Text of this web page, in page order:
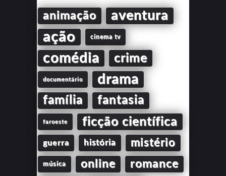
animação aventura
ação cinema tv
comédia crime
documentário drama
família fantasia
faroeste ficção científica
guerra história mistério
música online romance